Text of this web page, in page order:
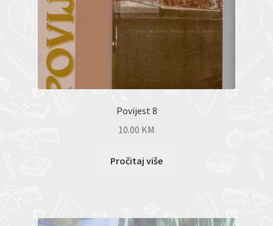
Povijest 8
10.00 KM
Pročitaj više